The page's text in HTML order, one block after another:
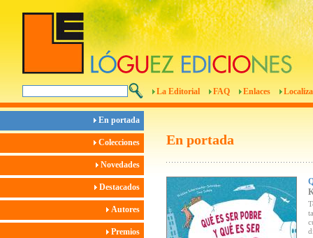
La Editorial FAQ Enlaces
En portada
Colecciones
Novedades
Destacados
Autores
Premios
En portada